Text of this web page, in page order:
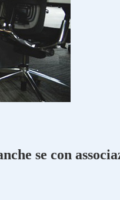
se con